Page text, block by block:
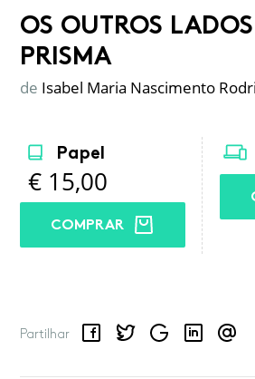
OS OUTROS
PRISMA
de Isabel Maria Nascimento
Papel
€ 15,00
COMPRAR
Partilhar
FacebookTwitterGoogle LinkedInEmail